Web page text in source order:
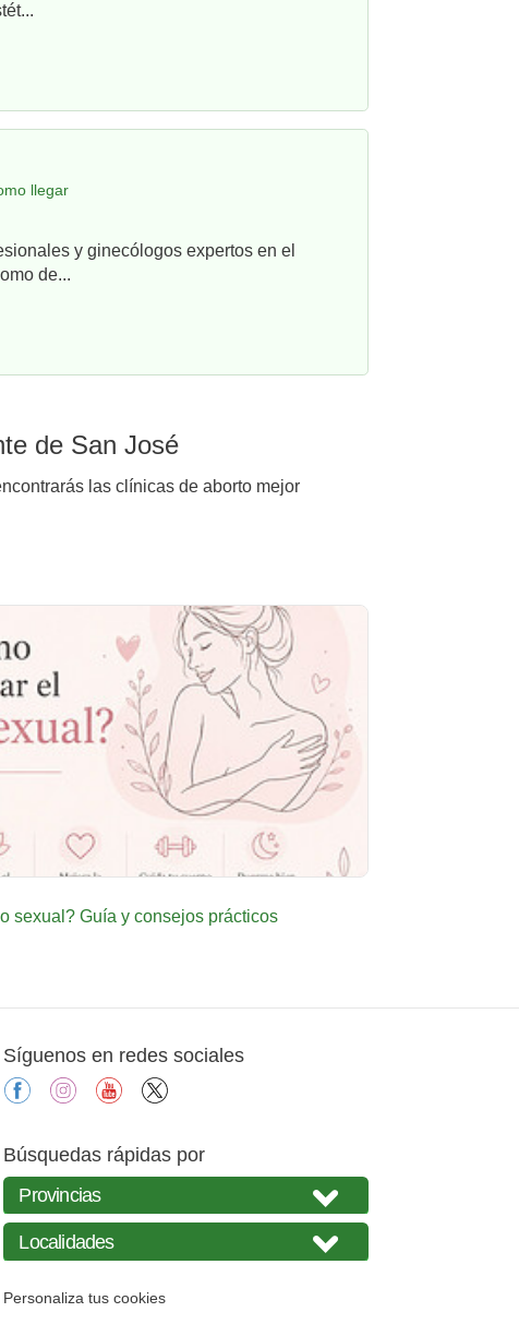
llegar
y ginecólogos expertos en el
de...
de San José
las clínicas de aborto mejor
sexual? Guía y consejos prácticos
Síguenos en redes sociales
facebookinstagramyoutube
Búsquedas rápidas por
Personaliza tus cookies